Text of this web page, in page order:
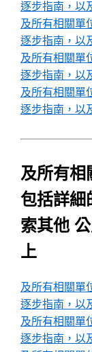
逐步指南，以
及所有相關單
逐步指南，以
及所有相關單
逐步指南，以
及所有相關單
逐步指南，以
及所有相
包括詳細
索其他
上
及所有相關單
逐步指南，以
及所有相關單
逐步指南，以